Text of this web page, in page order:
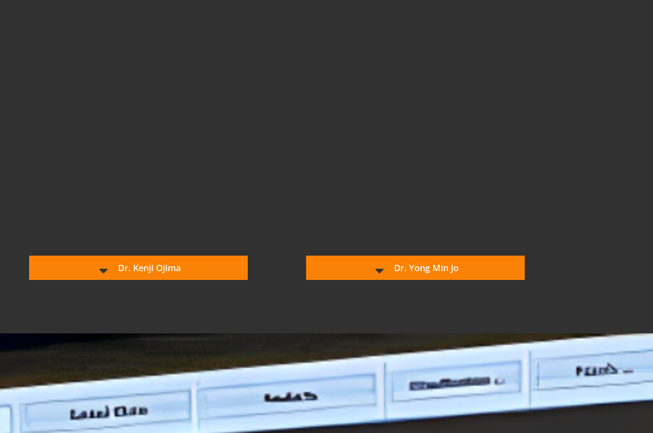
Dr. Kenji Ojima Dr. Yong Min Jo